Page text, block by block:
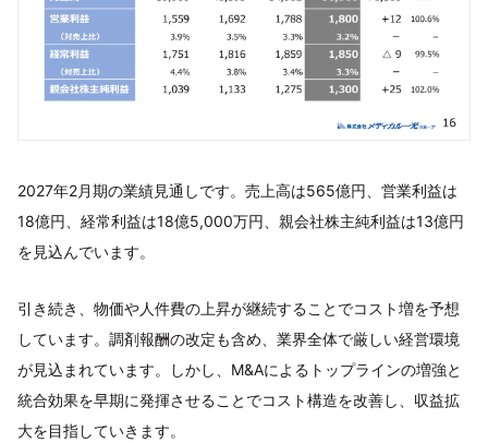
2027年2月期の業績見通しです。売上高は565億円、営業利益は
18億円、経常利益は18億5,000万円、親会社株主純利益は13億円
を見込んでいます。
引き続き、物価や人件費の上昇が継続することでコスト増を予想
しています。調剤報酬の改定も含め、業界全体で厳しい経営環境
が見込まれています。しかし、M&Aによるトップラインの増強と
統合効果を早期に発揮させることでコスト構造を改善し、収益拡
大を目指していきます。